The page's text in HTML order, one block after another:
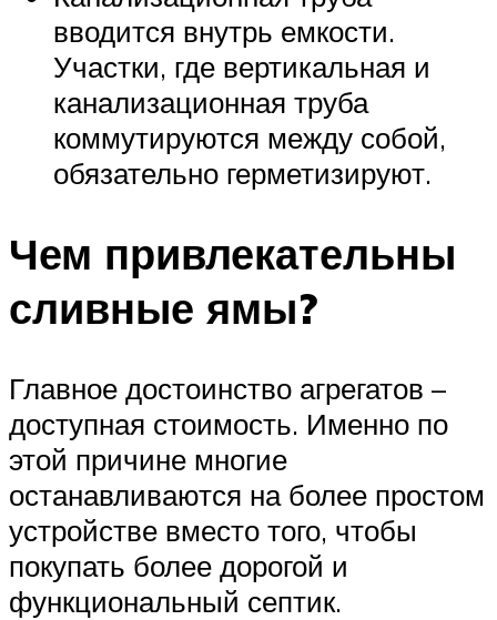
вводится внутрь емкости.
Участки, где вертикальная и
канализационная труба
коммутируются между собой,
обязательно герметизируют.
Чем привлекательны
сливные ямы?
Главное достоинство агрегатов –
доступная стоимость. Именно по
этой причине многие
останавливаются на более простом
устройстве вместо того, чтобы
покупать более дорогой и
функциональный септик.